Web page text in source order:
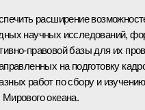
расширение
научных исследований,
правовой базы для их
на подготовку
работ по сбору и
океана.